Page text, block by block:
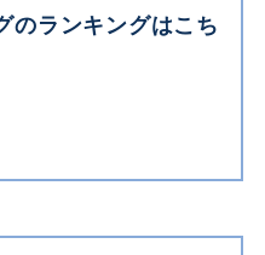
のランキングはこち